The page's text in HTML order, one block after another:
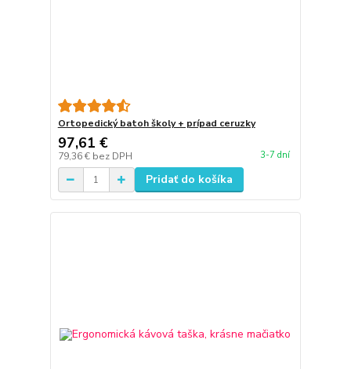
Ortopedický batoh školy + prípad ceruzky
97,61 €
79,36 € bez DPH 3-7 dní
Pridať do košíka